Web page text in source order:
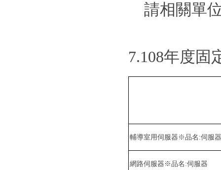
請相關單
7.108年度固
輔導室用伺服器※品名 :伺服器
網路伺服器※品名 :伺服器